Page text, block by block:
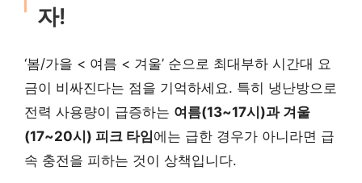
자!
‘봄/가을 < 여름 < 겨울’ 순으로 최대부하 시간대 요
금이 비싸진다는 점을 기억하세요. 특히 냉난방으로
전력 사용량이 급증하는 여름(13~17시)과 겨울
(17~20시) 피크 타임에는 급한 경우가 아니라면 급
속 충전을 피하는 것이 상책입니다.